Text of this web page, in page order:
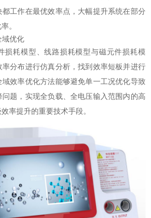
工作在最优效率点，大幅提升系统在部分
。
域优化
损耗模型、线路损耗模型与磁元件损耗模
分布进行仿真分析，找到效率短板并进行
效率优化方法能够避免单一工况优化导致
题，实现全负载、全电压输入范围内的高
率提升的重要技术手段。